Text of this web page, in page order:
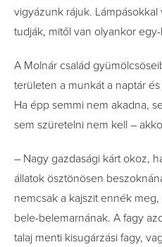
vigyázunk rájuk.
tudják, mitől van olyankor
A Molnár család
területen a munkát a naptár
Ha épp semmi nem akadna,
sem szüretelni nem kell –
– Nagy gazdasági kárt okoz,
állatok ösztönösen
nemcsak a kajszit ennék
bele-belemarnának. A fagy
talaj menti kisugárzási fagy,